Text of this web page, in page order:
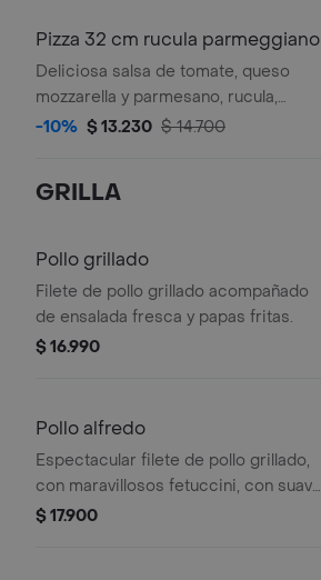
Pizza 32 cm rucula parmeggiano
Deliciosa salsa de tomate, queso
mozzarella y parmesano, rucula,
prosciutto y oregano, en masa a la
-10% $ 13.230 $ 14.700
GRILLA
Pollo grillado
Filete de pollo grillado acompañado
de ensalada fresca y papas fritas.
$ 16.990
Pollo alfredo
Espectacular filete de pollo grillado,
con maravillosos fetuccini, con suave
salsa blanca, jamón cocido y queso
$ 17.900